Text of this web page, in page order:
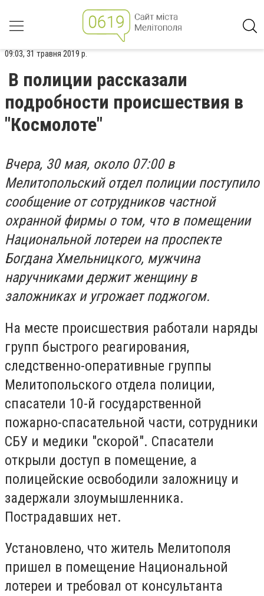
09:03, 31 травня 2019 р.
В полиции рассказали
подробности происшествия в
"Космолоте"
Вчера, 30 мая, около 07:00 в
Мелитопольский отдел полиции поступило
сообщение от сотрудников частной
охранной фирмы о том, что в помещении
Национальной лотереи на проспекте
Богдана Хмельницкого, мужчина
наручниками держит женщину в
заложниках и угрожает поджогом.
На месте происшествия работали наряды
групп быстрого реагирования,
следственно-оперативные группы
Мелитопольского отдела полиции,
спасатели 10-й государственной
пожарно-спасательной части, сотрудники
СБУ и медики "скорой". Спасатели
открыли доступ в помещение, а
полицейские освободили заложницу и
задержали злоумышленника.
Пострадавших нет.
Установлено, что житель Мелитополя
пришел в помещение Национальной
лотереи и требовал от консультанта